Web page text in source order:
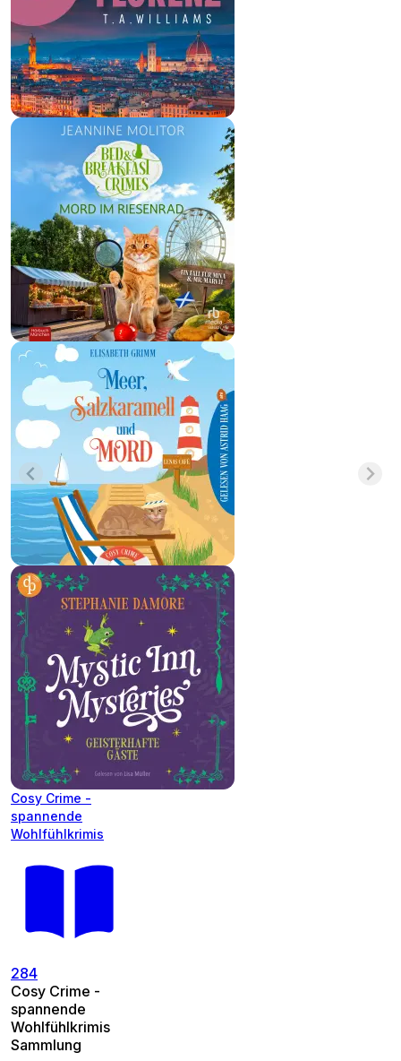
Cosy Crime -
spannende
Wohlfühlkrimis
284
Cosy Crime -
spannende
Wohlfühlkrimis
Sammlung